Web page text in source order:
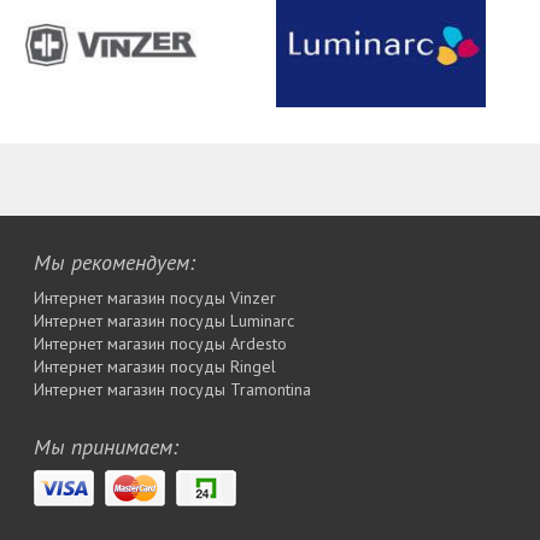
Мы рекомендуем:
Интернет магазин посуды Vinzer
Интернет магазин посуды Luminarc
Интернет магазин посуды Ardesto
Интернет магазин посуды Rіngel
Интернет магазин посуды Tramontina
Мы принимаем: